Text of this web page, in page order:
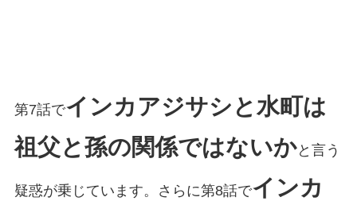
第7話でインカアジサシと水町は
祖父と孫の関係ではないかと言う
疑惑が乗じています。さらに第8話でインカ